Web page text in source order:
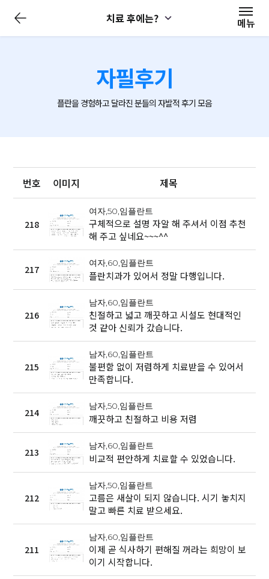
치료 후에는? 메뉴
뉴
자필후기
플란을 경험하고 달라진 분들의 자발적 후기 모음
번호 이미지 제목
218
구체적으로 설명 자알 해 주셔서 이점 추천
해 주고 싶네요~~~^^
여자,50,임플란트
217 플란치과가 있어서 정말 다행입니다.
여자,60,임플란트
216
친절하고 넓고 깨끗하고 시설도 현대적인
것 같아 신뢰가 갔습니다.
남자,60,임플란트
215
불편함 없이 저렴하게 치료받을 수 있어서
만족합니다.
남자,60,임플란트
214 깨끗하고 친절하고 비용 저렴
남자,50,임플란트
213 비교적 편안하게 치료할 수 있었습니다.
남자,60,임플란트
212
고름은 새살이 되지 않습니다. 시기 놓치지
말고 빠른 치료 받으세요.
남자,50,임플란트
211
이제 곧 식사하기 편해질 꺼라는 희망이 보
이기 시작합니다.
남자,60,임플란트